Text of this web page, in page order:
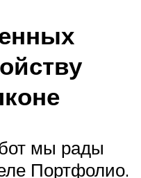
мы рады
Портфолио.